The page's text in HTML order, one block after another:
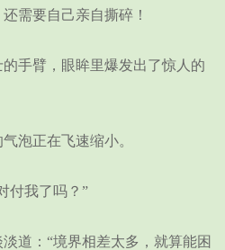
要自己亲自撕碎！
臂，眼眸里爆发出了惊人的
正在飞速缩小。
我了吗？”
：“境界相差太多，就算能困